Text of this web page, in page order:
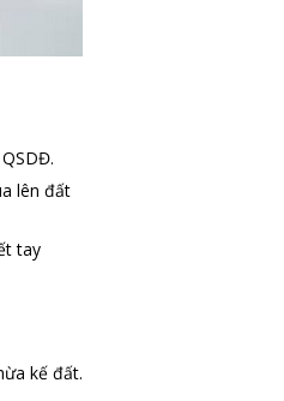
lên đất
tay
kế đất.